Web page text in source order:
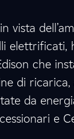
vista
elettrificati,
che
di ricarica,
da
e